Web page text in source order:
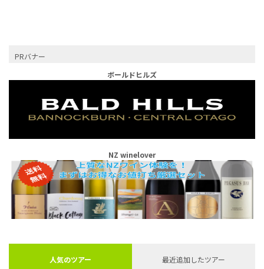
PRバナー
ボールドヒルズ
NZ winelover
人気のツアー 最近追加したツアー